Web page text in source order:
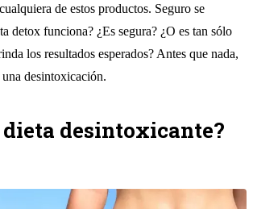
de estos productos. Seguro se
detox funciona? ¿Es segura? ¿O es tan sólo
los resultados esperados? Antes que nada,
desintoxicación.
dieta desintoxicante?